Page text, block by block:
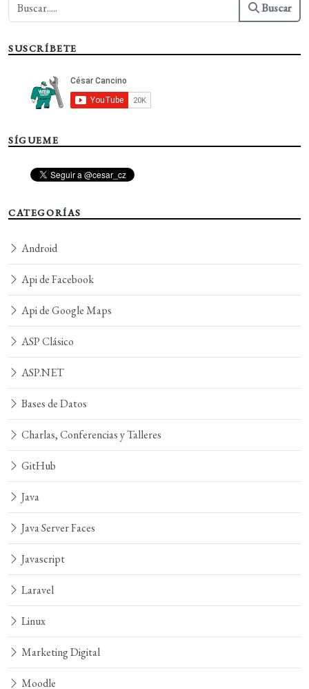
Buscar
SUSCRÍBETE
SÍGUEME
CATEGORÍAS
Android
Api de Facebook
Api de Google Maps
ASP Clásico
ASP.NET
Bases de Datos
Charlas, Conferencias y Talleres
GitHub
Java
Java Server Faces
Javascript
Laravel
Linux
Marketing Digital
Moodle